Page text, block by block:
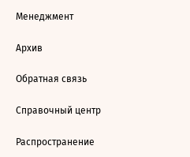
Менеджмент
Архив
Обратная связь
Справочный центр
Распространение